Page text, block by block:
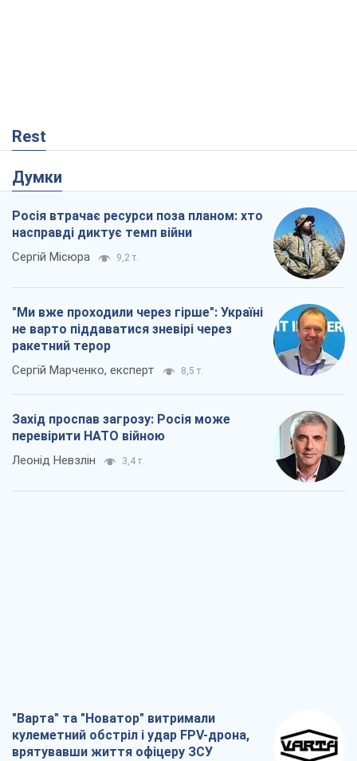
Rest
Думки
Росія втрачає ресурси поза планом: хто
насправді диктує темп війни
Сергій Місюра 9,2 т.
"Ми вже проходили через гірше": Україні
не варто піддаватися зневірі через
ракетний терор
Сергій Марченко, експерт 8,5 т.
Захід проспав загрозу: Росія може
перевірити НАТО війною
Леонід Невзлін 3,4 т.
"Варта" та "Новатор" витримали
кулеметний обстріл і удар FPV-дрона,
врятувавши життя офіцеру ЗСУ